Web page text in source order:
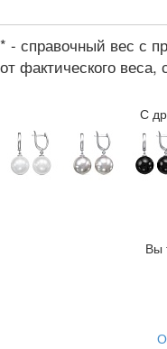
* - справочный вес с
от фактического
С
Вы